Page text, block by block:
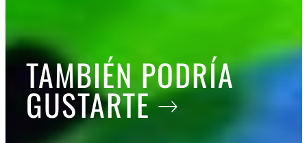
TAMBIÉN PODRÍA
GUSTARTE